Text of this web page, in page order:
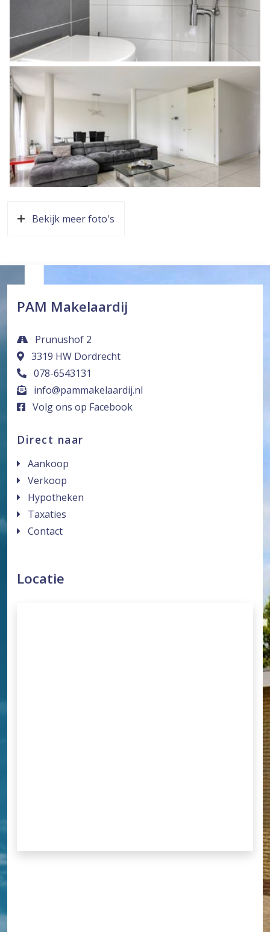
voort uit artikel 7: 2 Burgerlijk Wetboek. Een bevestiging
van de mondelinge overeenstemming per e-mail of een
toegestuurd concept van de koopovereenkomst wordt
overigens niet gezien als een ondertekende
koopovereenkomst.
Bekijk meer foto's
PAM Makelaardij
Prunushof 2
3319 HW Dordrecht
078-6543131
info@pammakelaardij.nl
Volg ons op Facebook
Direct naar
Aankoop
Verkoop
Hypotheken
Taxaties
Contact
Locatie